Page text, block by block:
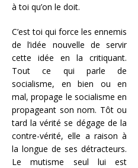
à toi qu’on le doit.
C’est toi qui force les ennemis
de l’idée nouvelle de servir
cette idée en la critiquant.
Tout ce qui parle de
socialisme, en bien ou en
mal, propage le socialisme en
propageant son nom. Tôt ou
tard la vérité se dégage de la
contre-vérité, elle a raison à
la longue de ses détracteurs.
Le mutisme seul lui est